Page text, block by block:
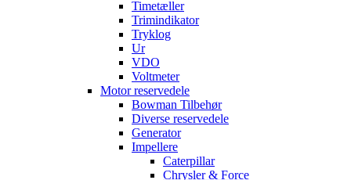
Timetæller
Trimindikator
Tryklog
Ur
VDO
Voltmeter
Motor reservedele
Bowman Tilbehør
Diverse reservedele
Generator
Impellere
Caterpillar
Chrysler & Force